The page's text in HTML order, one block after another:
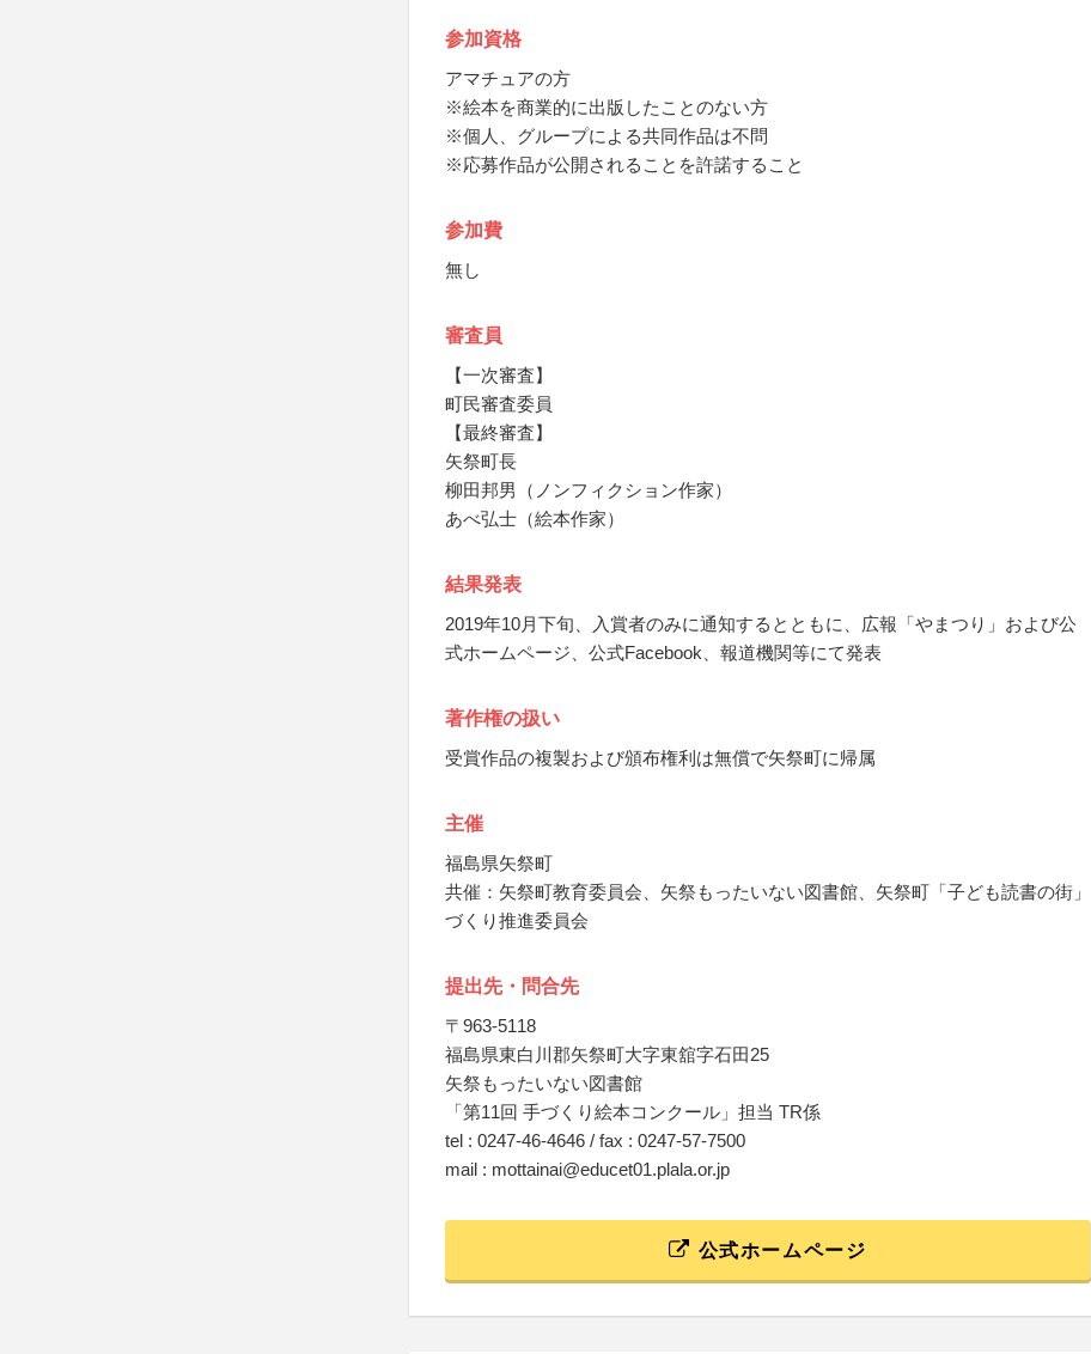
参加資格
アマチュアの方
※絵本を商業的に出版したことのない方
※個人、グループによる共同作品は不問
※応募作品が公開されることを許諾すること
参加費
無し
審査員
【一次審査】
町民審査委員
【最終審査】
矢祭町長
柳田邦男（ノンフィクション作家）
あべ弘士（絵本作家）
結果発表
2019年10月下旬、入賞者のみに通知するとともに、広報「やまつり」および公
式ホームページ、公式Facebook、報道機関等にて発表
著作権の扱い
受賞作品の複製および頒布権利は無償で矢祭町に帰属
主催
福島県矢祭町
共催：矢祭町教育委員会、矢祭もったいない図書館、矢祭町「子ども読書の街」
づくり推進委員会
提出先・問合先
〒963-5118
福島県東白川郡矢祭町大字東舘字石田25
矢祭もったいない図書館
「第11回 手づくり絵本コンクール」担当 TR係
tel : 0247-46-4646 / fax : 0247-57-7500
mail : mottainai@educet01.plala.or.jp
公式ホームページ